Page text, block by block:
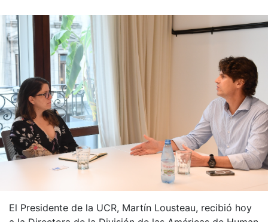
El Presidente de la UCR, Martín Lousteau, recibió hoy